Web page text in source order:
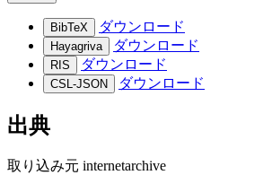
BibTeX ダウンロード
Hayagriva ダウンロード
RIS ダウンロード
CSL-JSON ダウンロード
出典
取り込み元 internetarchive